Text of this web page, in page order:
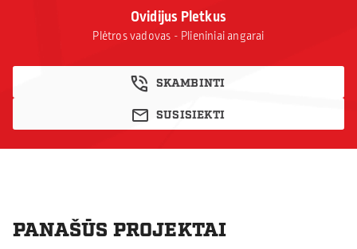
Ovidijus Pletkus
Plėtros vadovas - Plieniniai angarai
SKAMBINTI
SUSISIEKTI
PANAŠŪS PROJEKTAI